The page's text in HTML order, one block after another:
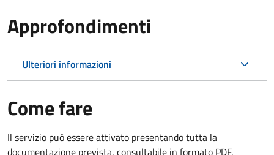
Approfondimenti
Ulteriori informazioni
Come fare
Il servizio può essere attivato presentando tutta la
documentazione prevista, consultabile in formato PDF.